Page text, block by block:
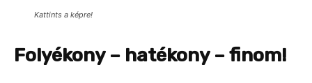
Kattints a képre!
Folyékony – hatékony – finom!